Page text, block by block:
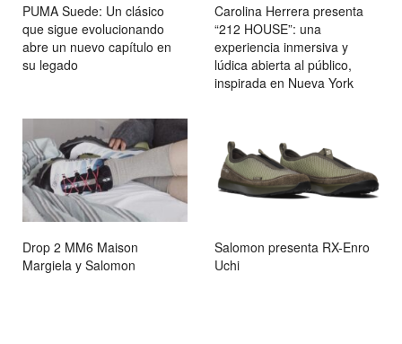
PUMA Suede: Un clásico
que sigue evolucionando
abre un nuevo capítulo en
su legado
Carolina Herrera presenta
“212 HOUSE”: una
experiencia inmersiva y
lúdica abierta al público,
inspirada en Nueva York
Drop 2 MM6 Maison
Margiela y Salomon
Salomon presenta RX-Enro
Uchi